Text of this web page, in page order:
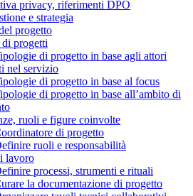
privacy, riferimenti DPO
e strategia
progetto
progetti
di progetto in base agli attori
nel servizio
di progetto in base al focus
di progetto in base all’ambito di
ruoli e figure coinvolte
di progetto
ruoli e responsabilità
lavoro
processi, strumenti e rituali
la documentazione di progetto